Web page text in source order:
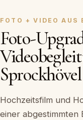
FOTO + VIDEO AUS
Foto-
Sprockhövel
Hochzeitsfilm und
einer abgestimmten